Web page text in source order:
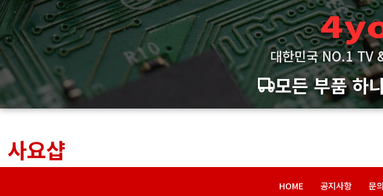
대한민국 NO.1 TV
모든 부품 하
사요샵
HOME 공지사항 문